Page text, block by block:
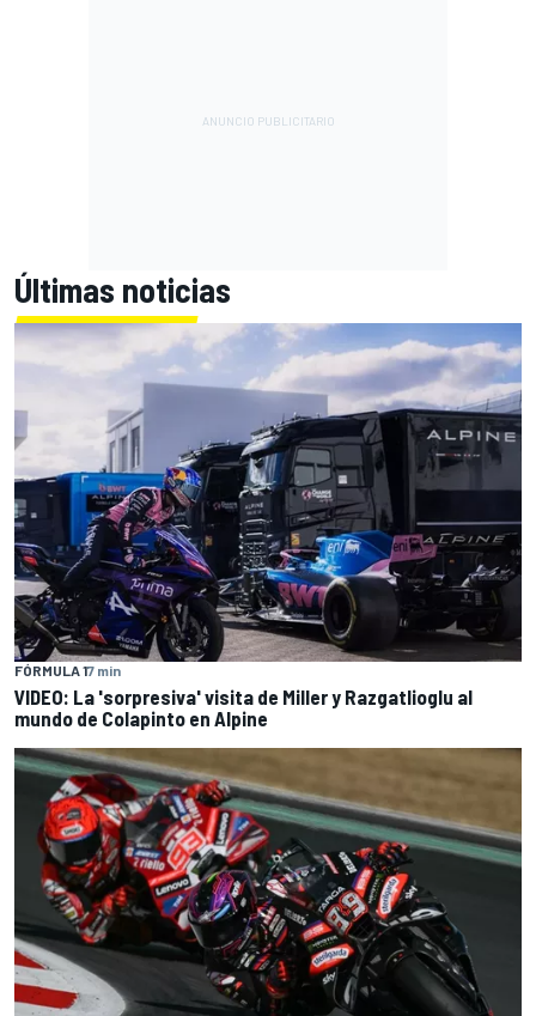
Últimas noticias
FÓRMULA 17 min
VIDEO: La 'sorpresiva' visita de Miller y Razgatlioglu al
mundo de Colapinto en Alpine